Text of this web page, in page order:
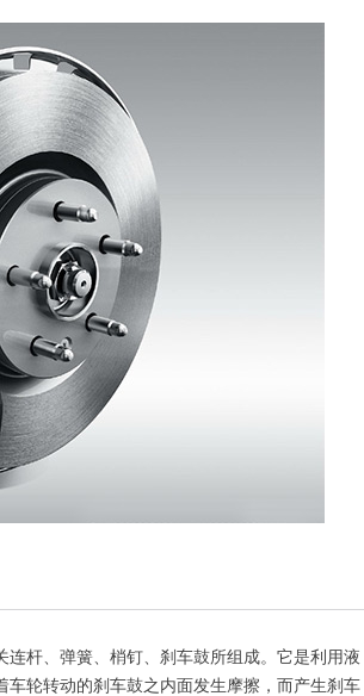
杆、弹簧、梢钉、刹车鼓所组成。它是利用液
轮转动的刹车鼓之内面发生摩擦，而产生刹车